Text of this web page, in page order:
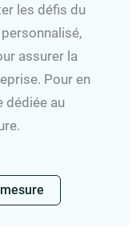
les défis du
assurer la
Pour en
dédiée au